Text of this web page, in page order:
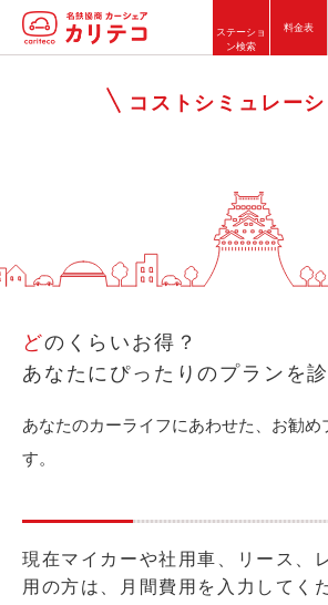
ステーショ
ン検索
料金表
金沢エリア
ライド&カーシェア
モデルコース
コストシミュレー
どのくらいお得？
あなたにぴったりのプランを診
あなたのカーライフにあわせた、お勧め
す。
現在マイカーや社用車、リース、
用の方は、月間費用を入力してく